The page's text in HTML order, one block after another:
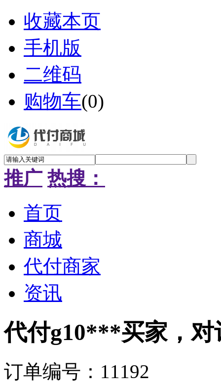
收藏本页
手机版
二维码
购物车(0)
推广 热搜：
首页
商城
代付商家
资讯
代付g10***买家，对
订单编号：11192